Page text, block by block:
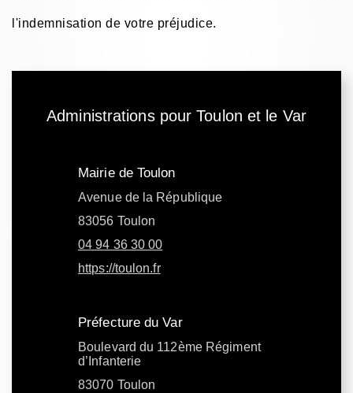
l'indemnisation de votre préjudice.
Administrations pour Toulon et le Var
Mairie de Toulon
Avenue de la République
83056 Toulon
04 94 36 30 00
https://toulon.fr
Préfecture du Var
Boulevard du 112ème Régiment
d’Infanterie
83070 Toulon